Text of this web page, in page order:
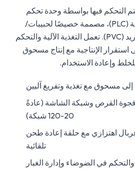
التحكم فيها بواسطة وحدة تحكم
منطقية قابلة للبرمجة (PLC)، مصممة خصيصًا لحبيبات/
كريات البولي فينيل كلوريد (PVC). تعمل التغذية الآلية والتحكم
الإنتاجية مع إنتاج مسحوق
وإعادة الاستخدام.
إلى مسحوق مع تغذية وتفريغ آليين
فجوة القرص وشبكة الشاشة (عادةً
20-120 شبكة)
اهتزازي مع حلقة إعادة طحن
تلقائية
في الضوضاء وإدارة الغبار